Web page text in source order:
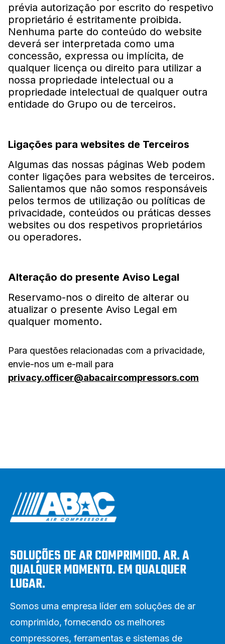
prévia autorização por escrito do respetivo
proprietário é estritamente proibida.
Nenhuma parte do conteúdo do website
deverá ser interpretada como uma
concessão, expressa ou implícita, de
qualquer licença ou direito para utilizar a
nossa propriedade intelectual ou a
propriedade intelectual de qualquer outra
entidade do Grupo ou de terceiros.
Ligações para websites de Terceiros
Algumas das nossas páginas Web podem
conter ligações para websites de terceiros.
Salientamos que não somos responsáveis
pelos termos de utilização ou políticas de
privacidade, conteúdos ou práticas desses
websites ou dos respetivos proprietários
ou operadores.
Alteração do presente Aviso Legal
Reservamo-nos o direito de alterar ou
atualizar o presente Aviso Legal em
qualquer momento.
Para questões relacionadas com a privacidade,
envie-nos um e-mail para
privacy.officer@abacaircompressors.com
SOLUÇÕES DE AR COMPRIMIDO. AR. A
QUALQUER MOMENTO. EM QUALQUER
LUGAR.
Somos uma empresa líder em soluções de ar
comprimido, fornecendo os melhores
compressores, ferramentas e sistemas de